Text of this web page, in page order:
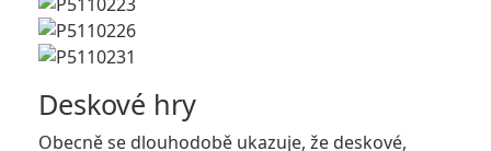
Deskové hry
Obecně se dlouhodobě ukazuje, že deskové,